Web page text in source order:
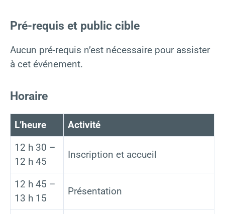
Pré-requis et public cible
Aucun pré-requis n’est nécessaire pour assister
à cet événement.
Horaire
L’heure
Activité
12 h 30 –
12 h 45
Inscription et accueil
12 h 45 –
13 h 15
Présentation